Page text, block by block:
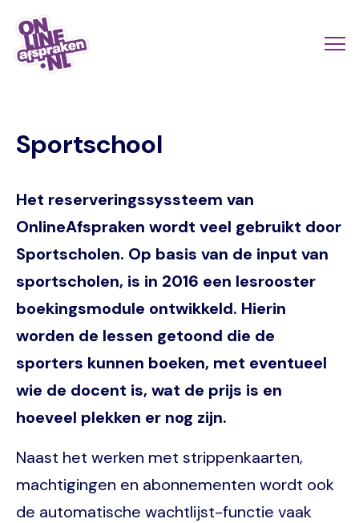
Naar
hoofdinhoud
Sportschool
Het reserveringssyssteem van
OnlineAfspraken wordt veel gebruikt door
Sportscholen. Op basis van de input van
sportscholen, is in 2016 een lesrooster
boekingsmodule ontwikkeld. Hierin
worden de lessen getoond die de
sporters kunnen boeken, met eventueel
wie de docent is, wat de prijs is en
hoeveel plekken er nog zijn.
Naast het werken met strippenkaarten,
machtigingen en abonnementen wordt ook
de automatische wachtlijst-functie vaak